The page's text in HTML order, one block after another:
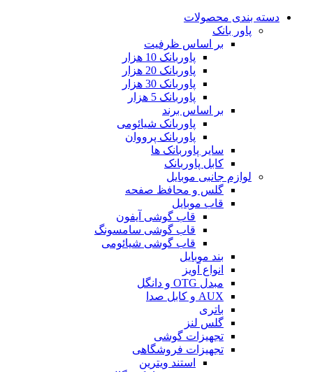
دسته بندی محصولات
پاور بانک
بر اساس ظرفیت
پاوربانک 10 هزار
پاوربانک 20 هزار
پاوربانک 30 هزار
پاوربانک 5 هزار
بر اساس برند
پاوربانک شیائومی
پاوربانک پرووان
سایر پاوربانک ها
کابل پاوربانک
لوازم جانبی موبایل
گلس و محافظ صفحه
قاب موبایل
قاب گوشی آیفون
قاب گوشی سامسونگ
قاب گوشی شیائومی
بند موبایل
انواع آویز
مبدل OTG و دانگل
AUX و کابل صدا
باتری
گلس لنز
تجهیزات گوشی
تجهیزات فروشگاهی
استند ویترین